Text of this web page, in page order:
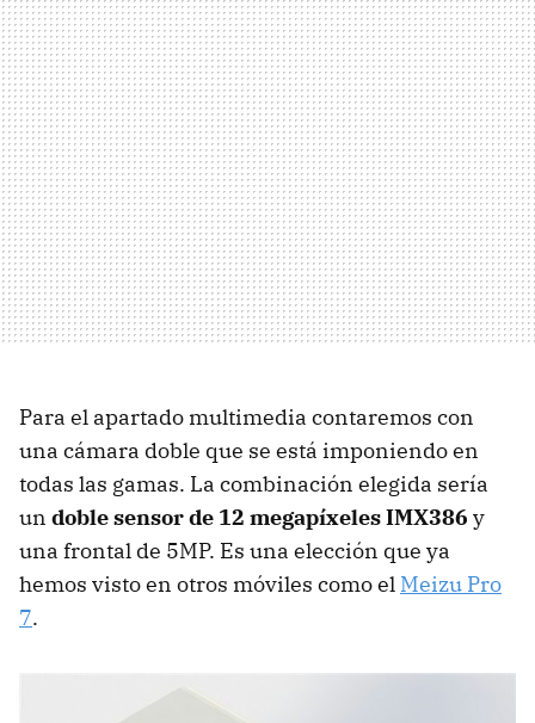
Para el apartado multimedia contaremos con
una cámara doble que se está imponiendo en
todas las gamas. La combinación elegida sería
un doble sensor de 12 megapíxeles IMX386 y
una frontal de 5MP. Es una elección que ya
hemos visto en otros móviles como el Meizu Pro
7.